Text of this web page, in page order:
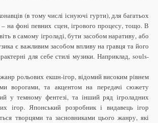
(в тому числі існуючі гурти), для багатьох
на фоні певних сцен, ігрового процесу, тощо. В
в самому ігроладі, бути засобом наративу, або
є важливим засобом впливу на гравця та його
для себе стилі музики. Наприклад, souls-
рольових екшн-ігор, відомий високим рівнем
ворогами, та акцентом на передачі сюжету
у темному фентезі, та інший ряд ігроладних
ігор. Японський розробник і видавець ігор
творцями та засновниками цього жанру, які